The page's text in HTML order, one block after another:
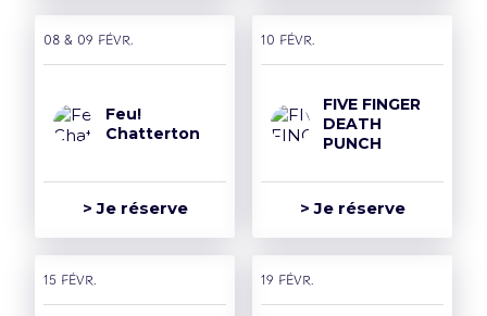
08 & 09 févr.
Feu!
Chatterton
> Je réserve
10 févr.
FIVE FINGER
DEATH
PUNCH
> Je réserve
15 févr. 19 févr.